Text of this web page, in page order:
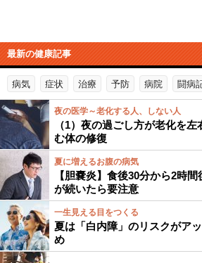
最新の健康記事
病気 症状 治療 予防 病院 闘病
夜の医学～老化する人、しない人
（1）夜の過ごし方が老化を
む体の修復
夏に増えるお腹の病気
【胆嚢炎】食後30分から2時
が続いたら要注意
一生見える目をつくる
夏は「白内障」のリスクがア
め